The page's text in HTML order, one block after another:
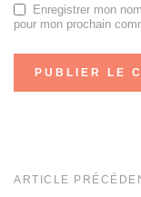
Enregistrer mon
pour mon prochain
ARTICLE